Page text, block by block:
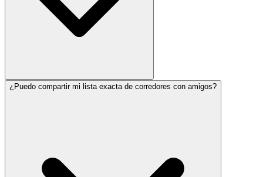
¿Puedo compartir mi lista exacta de corredores con amigos?